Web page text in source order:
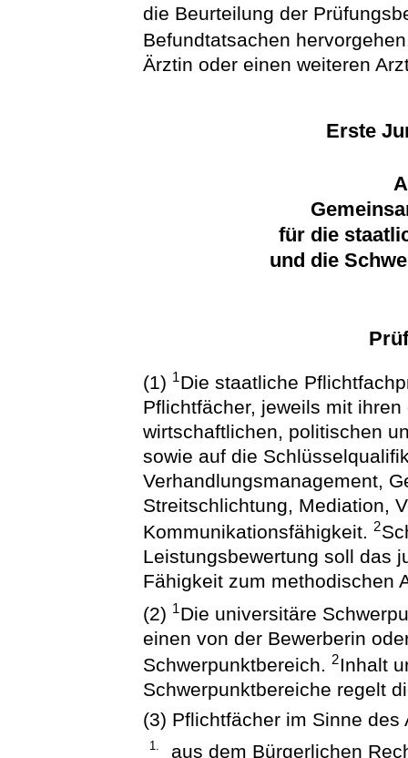
die Beurteilung der
Befundtatsachen
Ärztin oder einen weiteren
Erste
für die
und die
(1) 1Die staatliche
Pflichtfächer, jeweils mit
wirtschaftlichen, politischen
sowie auf die
Verhandlungsmanagement,
Streitschlichtung, Mediation,
Kommunikationsfähigkeit.2
Leistungsbewertung soll das
Fähigkeit zum methodischen
(2) 1Die universitäre
einen von der Bewerberin
Schwerpunktbereich.2Inhalt
Schwerpunktbereiche regelt
(3) Pflichtfächer im Sinne des
1. aus dem Bürgerlichen